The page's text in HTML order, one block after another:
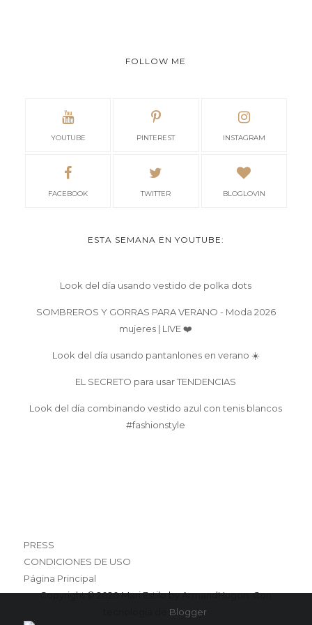
FOLLOW ME
YOUTUBE PINTEREST INSTAGRAM
FACEBOOK TWITTER BLOGLOVIN
ESTA SEMANA EN YOUTUBE:
Look del día usando vestido de polka dots
SOMBREROS Y GORRAS PARA VERANO - Moda 2026
mujeres | LIVE ❤️
Look del día usando pantanlones en verano ☀️
EL SECRETO para usar TENDENCIAS
Look del día combinando vestido azul con tenis blancos
#fashionstyle
PRESS
CONDICIONES DE USO
Página Principal
Copyright © 2020 Mari Estilo by ArmandHugon. Con
Blogger.